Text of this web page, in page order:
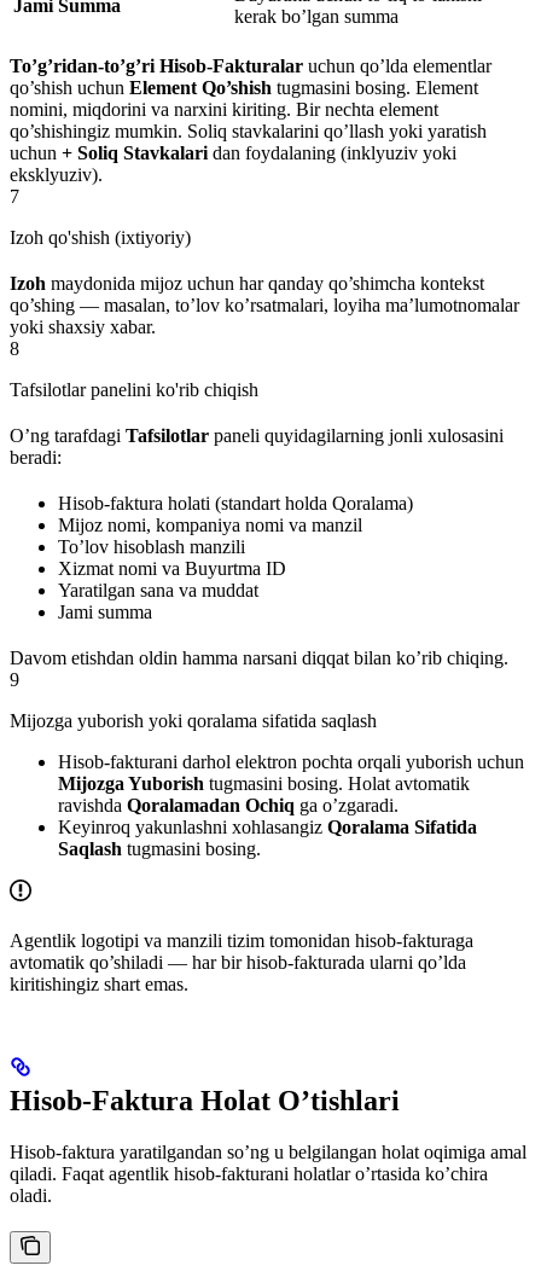
Jami Summa
kerak bo’lgan summa
To’g’ridan-to’g’ri Hisob-Fakturalar uchun qo’lda elementlar
qo’shish uchun Element Qo’shish tugmasini bosing. Element
nomini, miqdorini va narxini kiriting. Bir nechta element
qo’shishingiz mumkin. Soliq stavkalarini qo’llash yoki yaratish
uchun + Soliq Stavkalari dan foydalaning (inklyuziv yoki
eksklyuziv).
7
Izoh qo'shish (ixtiyoriy)
Izoh maydonida mijoz uchun har qanday qo’shimcha kontekst
qo’shing — masalan, to’lov ko’rsatmalari, loyiha ma’lumotnomalar
yoki shaxsiy xabar.
8
Tafsilotlar panelini ko'rib chiqish
O’ng tarafdagi Tafsilotlar paneli quyidagilarning jonli xulosasini
beradi:
Hisob-faktura holati (standart holda Qoralama)
Mijoz nomi, kompaniya nomi va manzil
To’lov hisoblash manzili
Xizmat nomi va Buyurtma ID
Yaratilgan sana va muddat
Jami summa
Davom etishdan oldin hamma narsani diqqat bilan ko’rib chiqing.
9
Mijozga yuborish yoki qoralama sifatida saqlash
Hisob-fakturani darhol elektron pochta orqali yuborish uchun
Mijozga Yuborish tugmasini bosing. Holat avtomatik
ravishda Qoralamadan Ochiq ga o’zgaradi.
Keyinroq yakunlashni xohlasangiz Qoralama Sifatida
Saqlash tugmasini bosing.
Agentlik logotipi va manzili tizim tomonidan hisob-fakturaga
avtomatik qo’shiladi — har bir hisob-fakturada ularni qo’lda
kiritishingiz shart emas.
Hisob-Faktura Holat O’tishlari
Hisob-faktura yaratilgandan so’ng u belgilangan holat oqimiga amal
qiladi. Faqat agentlik hisob-fakturani holatlar o’rtasida ko’chira
oladi.